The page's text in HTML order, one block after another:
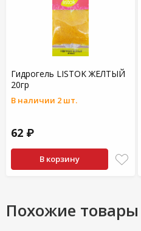
Гидрогель LISTOK ЖЕЛТЫЙ
20гр
В наличии 2 шт.
62 ₽
В корзину
Похожие товары